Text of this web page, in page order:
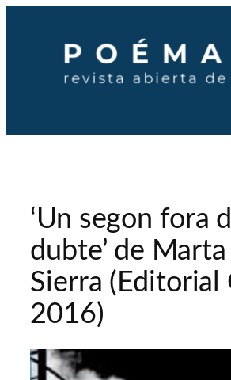
contenido
‘Un segon fora
dubte’ de
Sierra (Editorial
2016)